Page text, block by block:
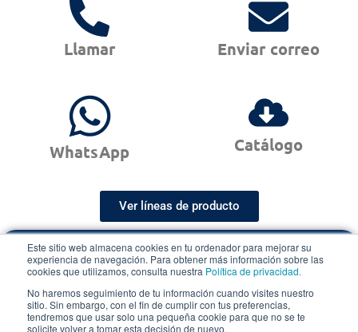
Este sitio web almacena cookies en tu ordenador para mejorar su
experiencia de navegación. Para obtener más información sobre las
cookies que utilizamos, consulta nuestra Política de privacidad.
No haremos seguimiento de tu información cuando visites nuestro
sitio. Sin embargo, con el fin de cumplir con tus preferencias,
tendremos que usar solo una pequeña cookie para que no se te
solicite volver a tomar esta decisión de nuevo.
Llamar Enviar correo
WhatsApp Catálogo
Ver líneas de producto
Cotización Rápida
en menos de 48 horas hábiles
Cotización express